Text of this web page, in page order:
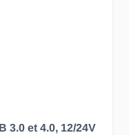
3.0 et 4.0, 12/24V